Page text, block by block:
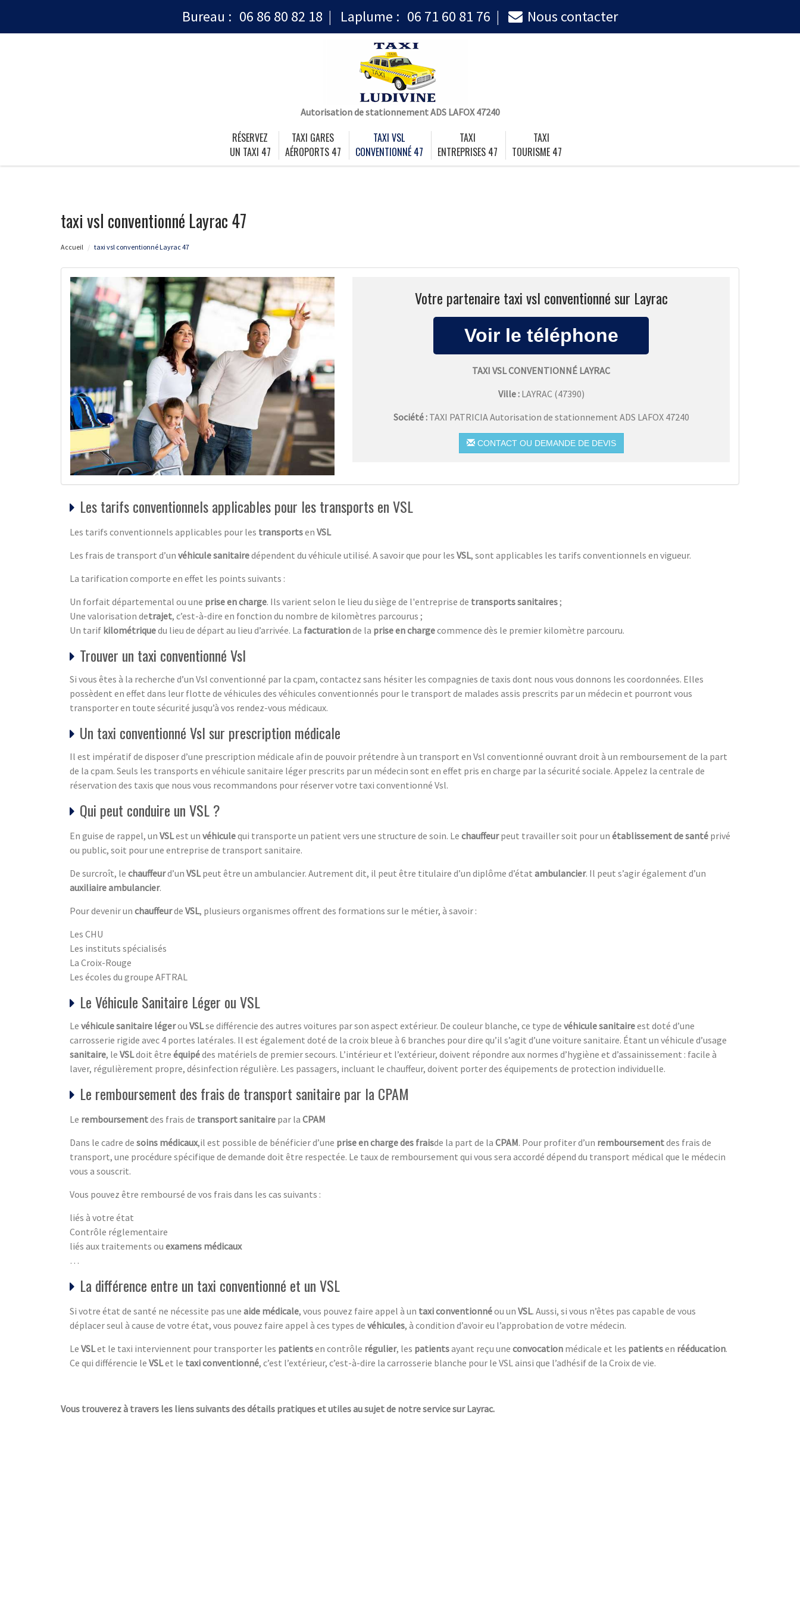
Bureau : 06 86 80 82 18 Laplume : 06 71 60 81 76 Nous contacter
Autorisation de stationnement ADS LAFOX 47240
RÉSERVEZ
UN TAXI 47
TAXI GARES
AÉROPORTS 47
TAXI VSL
CONVENTIONNÉ 47
TAXI
ENTREPRISES 47
TAXI
TOURISME 47
taxi vsl conventionné Layrac 47
Accueil taxi vsl conventionné Layrac 47
Votre partenaire taxi vsl conventionné sur Layrac
TAXI VSL CONVENTIONNÉ LAYRAC
Ville : LAYRAC(47390)
Société : TAXI PATRICIA Autorisation de stationnement ADS LAFOX 47240
CONTACT OU DEMANDE DE DEVIS
Les tarifs conventionnels applicables pour les transports en VSL
Les tarifs conventionnels applicables pour les transportsen VSL
Les frais de transport d’un véhicule sanitairedépendent du véhicule utilisé. A savoir que pour les VSL, sont applicables les tarifs conventionnels en vigueur.
La tarification comporte en effet les points suivants :
Un forfait départemental ou une prise en charge. Ils varient selon le lieu du siège de l'entreprise de transports sanitaires ;
Une valorisation detrajet, c’est-à-dire en fonction du nombre de kilomètres parcourus ;
Un tarif kilométriquedu lieu de départ au lieu d’arrivée. La facturationde la prise en chargecommence dès le premier kilomètre parcouru.
Trouver un taxi conventionné Vsl
Si vous êtes à la recherche d’un Vsl conventionné par la cpam, contactez sans hésiter les compagnies de taxis dont nous vous donnons les coordonnées. Elles
possèdent en effet dans leur flotte de véhicules des véhicules conventionnés pour le transport de malades assis prescrits par un médecin et pourront vous
transporter en toute sécurité jusqu’à vos rendez-vous médicaux.
Un taxi conventionné Vsl sur prescription médicale
Il est impératif de disposer d’une prescription médicale afin de pouvoir prétendre à un transport en Vsl conventionné ouvrant droit à un remboursement de la part
de la cpam. Seuls les transports en véhicule sanitaire léger prescrits par un médecin sont en effet pris en charge par la sécurité sociale. Appelez la centrale de
réservation des taxis que nous vous recommandons pour réserver votre taxi conventionné Vsl.
Qui peut conduire un VSL ?
En guise de rappel, un VSLest un véhiculequi transporte un patient vers une structure de soin. Le chauffeurpeut travailler soit pour un établissement de santé privé
ou public, soit pour une entreprise de transport sanitaire.
De surcroît, le chauffeurd’un VSLpeut être un ambulancier. Autrement dit, il peut être titulaire d’un diplôme d’état ambulancier. Il peut s’agir également d’un
auxiliaire ambulancier.
Pour devenir un chauffeurde VSL, plusieurs organismes offrent des formations sur le métier, à savoir :
Les CHU
Les instituts spécialisés
La Croix-Rouge
Les écoles du groupe AFTRAL
Le Véhicule Sanitaire Léger ou VSL
Le véhicule sanitaire légerou VSLse différencie des autres voitures par son aspect extérieur. De couleur blanche, ce type de véhicule sanitaireest doté d’une
carrosserie rigide avec 4 portes latérales. Il est également doté de la croix bleue à 6 branches pour dire qu’il s’agit d’une voiture sanitaire. Étant un véhicule d’usage
sanitaire, le VSLdoit être équipédes matériels de premier secours. L’intérieur et l’extérieur, doivent répondre aux normes d’hygiène et d’assainissement : facile à
laver, régulièrement propre, désinfection régulière. Les passagers, incluant le chauffeur, doivent porter des équipements de protection individuelle.
Le remboursement des frais de transport sanitaire par la CPAM
Le remboursementdes frais de transport sanitaire par la CPAM
Dans le cadre de soins médicaux,il est possible de bénéficier d’une prise en charge des fraisde la part de la CPAM. Pour profiter d’un remboursementdes frais de
transport, une procédure spécifique de demande doit être respectée. Le taux de remboursement qui vous sera accordé dépend du transport médical que le médecin
vous a souscrit.
Vous pouvez être remboursé de vos frais dans les cas suivants :
liés à votre état
Contrôle réglementaire
liés aux traitements ou examens médicaux
…
La différence entre un taxi conventionné et un VSL
Si votre état de santé ne nécessite pas une aide médicale, vous pouvez faire appel à un taxi conventionnéou un VSL. Aussi, si vous n’êtes pas capable de vous
déplacer seul à cause de votre état, vous pouvez faire appel à ces types de véhicules, à condition d’avoir eu l’approbation de votre médecin.
Le VSLet le taxi interviennent pour transporter les patientsen contrôle régulier, les patientsayant reçu une convocation médicale et les patientsen rééducation.
Ce qui différencie le VSLet le taxi conventionné, c’est l’extérieur, c’est-à-dire la carrosserie blanche pour le VSL ainsi que l’adhésif de la Croix de vie.
Vous trouverez à travers les liens suivants des détails pratiques et utiles au sujet de notre service sur Layrac.